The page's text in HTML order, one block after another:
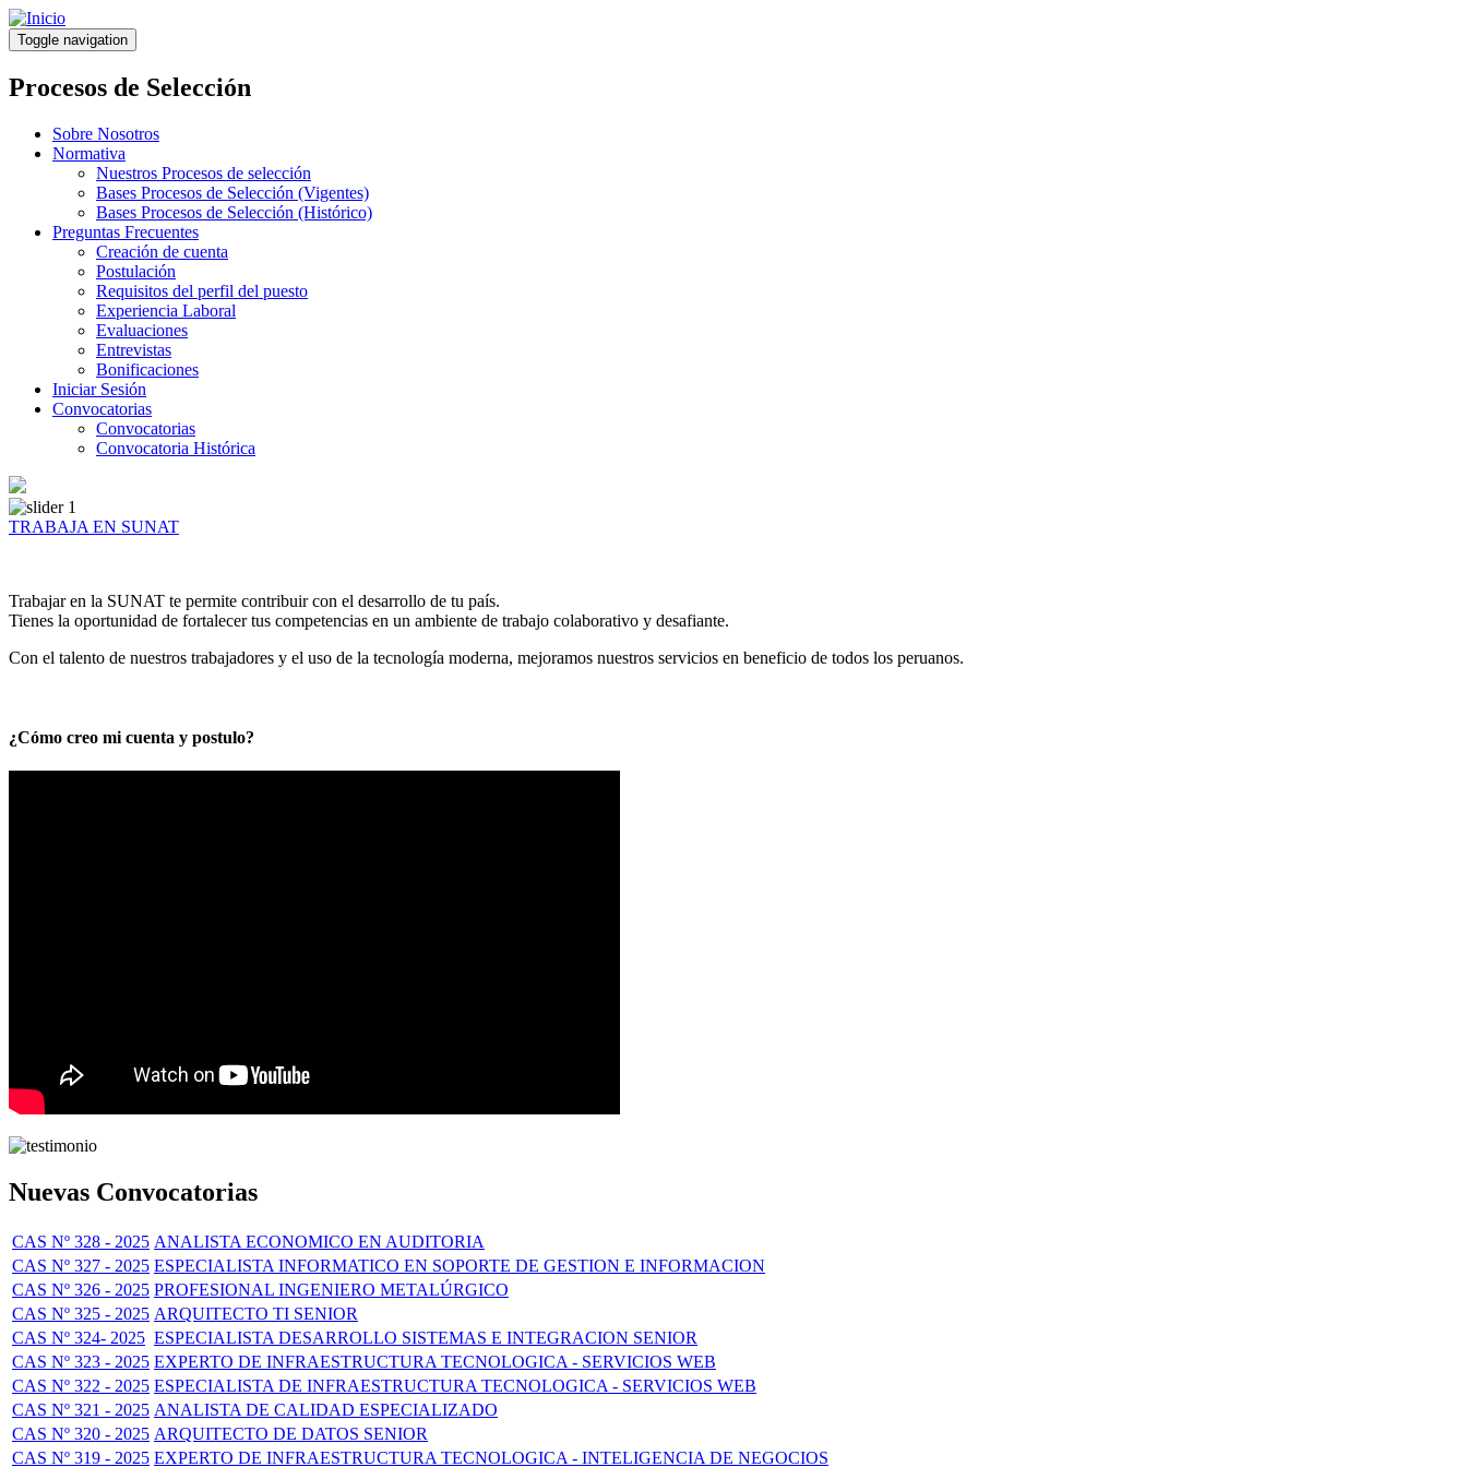
Pasar
al
contenido
principal
Toggle navigation
Procesos de Selección
Sobre Nosotros
Normativa
Nuestros Procesos de selección
Bases Procesos de Selección (Vigentes)
Bases Procesos de Selección (Histórico)
Preguntas Frecuentes
Creación de cuenta
Postulación
Requisitos del perfil del puesto
Experiencia Laboral
Evaluaciones
Entrevistas
Bonificaciones
Iniciar Sesión
Convocatorias
Convocatorias
Convocatoria Histórica
TRABAJA EN SUNAT
Trabajar en la SUNAT te permite contribuir con el desarrollo de tu país.
Tienes la oportunidad de fortalecer tus competencias en un ambiente de trabajo colaborativo y desafiante.
Con el talento de nuestros trabajadores y el uso de la tecnología moderna, mejoramos nuestros servicios en beneficio de todos los peruanos.
¿Cómo creo mi cuenta y postulo?
Nuevas Convocatorias
CAS Nº 328 - 2025 ANALISTA ECONOMICO EN AUDITORIA
CAS Nº 327 - 2025 ESPECIALISTA INFORMATICO EN SOPORTE DE GESTION E INFORMACION
CAS Nº 326 - 2025 PROFESIONAL INGENIERO METALÚRGICO
CAS Nº 325 - 2025 ARQUITECTO TI SENIOR
CAS Nº 324- 2025 ESPECIALISTA DESARROLLO SISTEMAS E INTEGRACION SENIOR
CAS Nº 323 - 2025 EXPERTO DE INFRAESTRUCTURA TECNOLOGICA - SERVICIOS WEB
CAS Nº 322 - 2025 ESPECIALISTA DE INFRAESTRUCTURA TECNOLOGICA - SERVICIOS WEB
CAS Nº 321 - 2025 ANALISTA DE CALIDAD ESPECIALIZADO
CAS Nº 320 - 2025 ARQUITECTO DE DATOS SENIOR
CAS Nº 319 - 2025 EXPERTO DE INFRAESTRUCTURA TECNOLOGICA - INTELIGENCIA DE NEGOCIOS